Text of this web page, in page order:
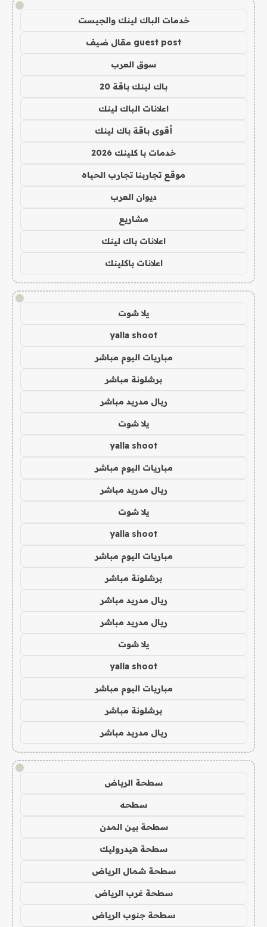
!
خدمات الباك لينك والجيست
guest post مقال ضيف
سوق العرب
باك لينك باقة 20
اعلانات الباك لينك
أقوى باقة باك لينك
خدمات با كلينك 2026
موقع تجاربنا تجارب الحياه
ديوان العرب
مشاريع
اعلانات باك لينك
اعلانات باكلينك
!
يلا شوت
yalla shoot
مباريات اليوم مباشر
برشلونة مباشر
ريال مدريد مباشر
يلا شوت
yalla shoot
مباريات اليوم مباشر
ريال مدريد مباشر
يلا شوت
yalla shoot
مباريات اليوم مباشر
برشلونة مباشر
ريال مدريد مباشر
ريال مدريد مباشر
يلا شوت
yalla shoot
مباريات اليوم مباشر
برشلونة مباشر
ريال مدريد مباشر
!
سطحة الرياض
سطحه
سطحة بين المدن
سطحة هيدروليك
سطحة شمال الرياض
سطحة غرب الرياض
سطحة جنوب الرياض